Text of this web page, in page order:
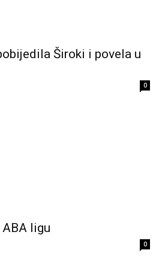
Široki i povela u
0
ligu
0